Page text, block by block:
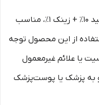
همچنین، قبل از استفاده از نیاسینامید ۱۰٪ + زینک ۱٪، مناسب
از این محصول توجه
یا علائم غیرمعمول
به پزشک یا پوست‌پزشک